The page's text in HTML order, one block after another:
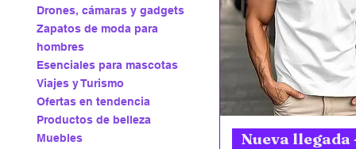
Drones, cámaras y gadgets
Zapatos de moda para
hombres
Esenciales para mascotas
Viajes y Turismo
Ofertas en tendencia
Productos de belleza
Muebles
Vista rápida
Nueva